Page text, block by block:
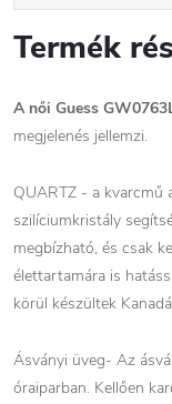
Termék
A női Guess
megjelenés jellemzi.
QUARTZ - a kvarcmű
szilíciumkristály
megbízható, és csak
élettartamára is
körül készültek
Ásványi üveg- Az
óraiparban. Kellően